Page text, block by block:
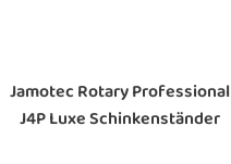
Jamotec Rotary Professional
J4P Luxe Schinkenständer